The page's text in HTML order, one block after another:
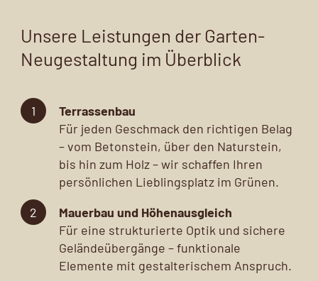
Unsere Leistungen der Garten-
Neugestaltung im Überblick
Terrassenbau
Für jeden Geschmack den richtigen Belag
– vom Betonstein, über den Naturstein,
bis hin zum Holz – wir schaffen Ihren
persönlichen Lieblingsplatz im Grünen.
Mauerbau und Höhenausgleich
Für eine strukturierte Optik und sichere
Geländeübergänge – funktionale
Elemente mit gestalterischem Anspruch.